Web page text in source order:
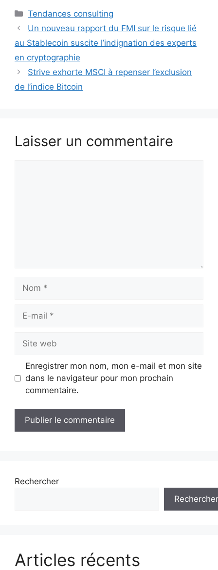
Catégories
Tendances consulting
Un nouveau rapport du FMI sur le risque lié
au Stablecoin suscite l’indignation des experts
en cryptographie
Strive exhorte MSCI à repenser l’exclusion
de l’indice Bitcoin
Laisser un commentaire
mail
web
Enregistrer mon nom, mon e-mail et mon site
dans le navigateur pour mon prochain
commentaire.
Rechercher
Rechercher
Articles récents